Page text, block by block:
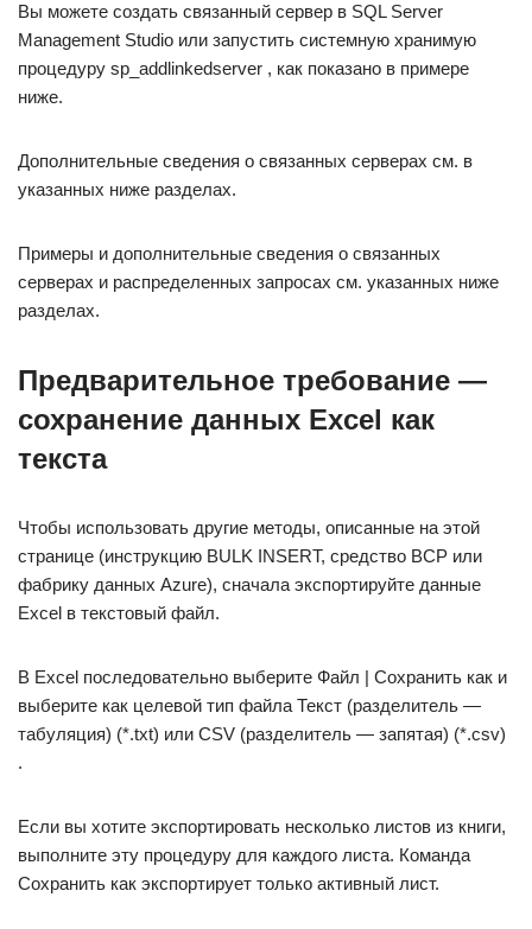
Вы можете создать связанный сервер в SQL Server
Management Studio или запустить системную хранимую
процедуру sp_addlinkedserver , как показано в примере
ниже.
Дополнительные сведения о связанных серверах см. в
указанных ниже разделах.
Примеры и дополнительные сведения о связанных
серверах и распределенных запросах см. указанных ниже
разделах.
Предварительное требование —
сохранение данных Excel как
текста
Чтобы использовать другие методы, описанные на этой
странице (инструкцию BULK INSERT, средство BCP или
фабрику данных Azure), сначала экспортируйте данные
Excel в текстовый файл.
В Excel последовательно выберите Файл | Сохранить как и
выберите как целевой тип файла Текст (разделитель —
табуляция) (*.txt) или CSV (разделитель — запятая) (*.csv)
.
Если вы хотите экспортировать несколько листов из книги,
выполните эту процедуру для каждого листа. Команда
Сохранить как экспортирует только активный лист.